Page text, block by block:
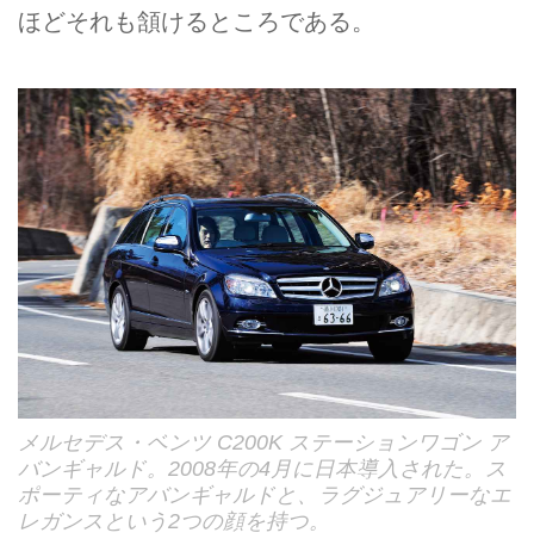
ほどそれも頷けるところである。
メルセデス・ベンツ C200K ステーションワゴン ア
バンギャルド。2008年の4月に日本導入された。ス
ポーティなアバンギャルドと、ラグジュアリーなエ
レガンスという2つの顔を持つ。